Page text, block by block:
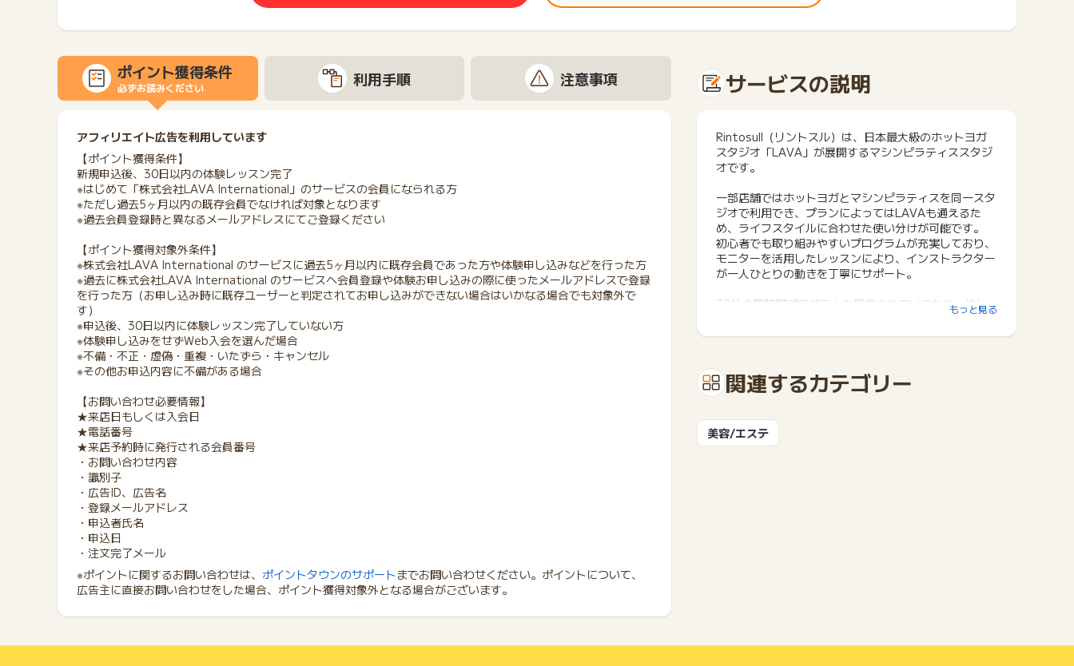
ポイント獲得条件
必ずお読みください 利用手順 注意事項
アフィリエイト広告を利用しています
【ポイント獲得条件】
新規申込後、30日以内の体験レッスン完了
※はじめて「株式会社LAVA International」のサービスの会員になられる方
※ただし過去5ヶ月以内の既存会員でなければ対象となります
※過去会員登録時と異なるメールアドレスにてご登録ください
【ポイント獲得対象外条件】
※株式会社LAVA International のサービスに過去5ヶ月以内に既存会員であった方や体験申し込みなどを行った方
※過去に株式会社LAVA International のサービスへ会員登録や体験お申し込みの際に使ったメールアドレスで登録
を行った方（お申し込み時に既存ユーザーと判定されてお申し込みができない場合はいかなる場合でも対象外で
す）
※申込後、30日以内に体験レッスン完了していない方
※体験申し込みをせずWeb入会を選んだ場合
※不備・不正・虚偽・重複・いたずら・キャンセル
※その他お申込内容に不備がある場合
【お問い合わせ必要情報】
★来店日もしくは入会日
★電話番号
★来店予約時に発行される会員番号
・お問い合わせ内容
・識別子
・広告ID、広告名
・登録メールアドレス
・申込者氏名
・申込日
・注文完了メール
※ポイントに関するお問い合わせは、 ポイントタウンのサポートまでお問い合わせください。ポイントについて、
広告主に直接お問い合わせをした場合、ポイント獲得対象外となる場合がございます。
サービスの説明
Rintosull（リントスル）は、日本最大級のホットヨガ
スタジオ「LAVA」が展開するマシンピラティススタジ
オです。
一部店舗ではホットヨガとマシンピラティスを同一スタ
ジオで利用でき、プランによってはLAVAも通えるた
め、ライフスタイルに合わせた使い分けが可能です。
初心者でも取り組みやすいプログラムが充実しており、
モニターを活用したレッスンにより、インストラクター
が一人ひとりの動きを丁寧にサポート。
30分の短時間プログラムも用意されているため、忙し
スタジオは全国240店舗以上を展開し、駅近立地が多く
さらに、女性目線にこだわった快適な空間設計や、一部
プランでは暗闇キックボクシングの利用も可能など、幅
もっと見る
関連するカテゴリー
美容/エステ